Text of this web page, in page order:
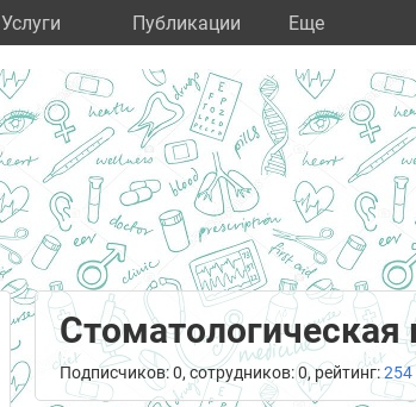
Услуги Публикации Eще
Стоматологическая
Подписчиков: 0, сотрудников: 0, рейтинг:254